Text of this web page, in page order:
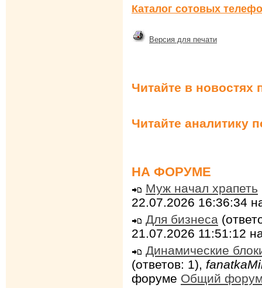
Каталог сотовых
Версия для печати
Читайте в новостях
Читайте аналитику
НА ФОРУМЕ
Муж начал храпеть
22.07.2026 16:36:34
Для бизнеса
21.07.2026 11:51:12
Динамические
(ответов: 1),
форуме Общий